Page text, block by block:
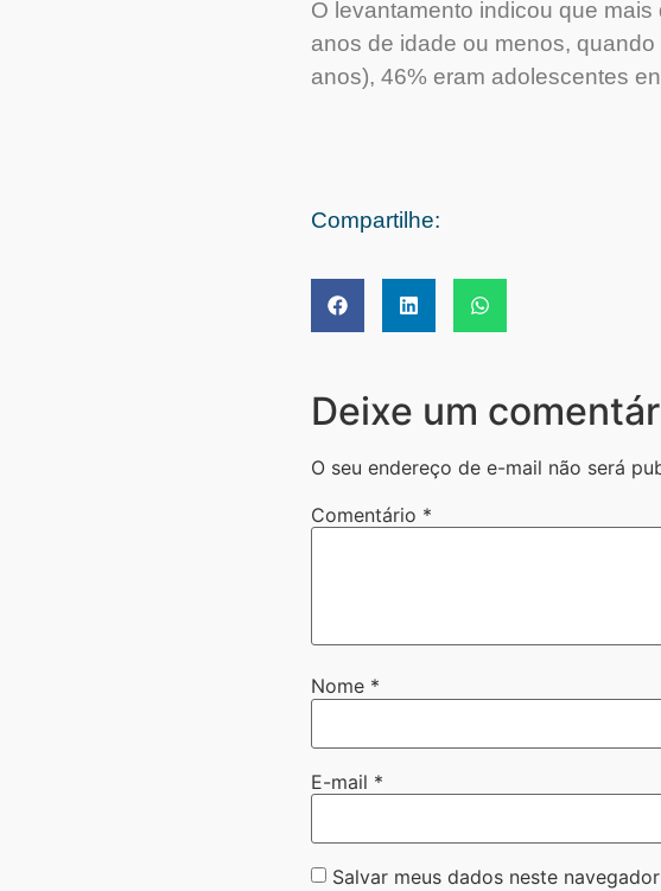
O levantamento indicou que
anos de idade ou menos,
anos), 46% eram adolescentes
Compartilhe:
Deixe um
O seu endereço de e-mail não será
Comentário *
Nome *
E-mail *
Salvar meus dados neste